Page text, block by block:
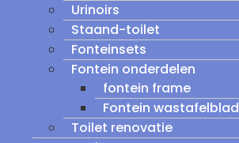
Urinoirs
Staand-toilet
Fonteinsets
Fontein onderdelen
fontein frame
Fontein wastafelblad
Toilet renovatie